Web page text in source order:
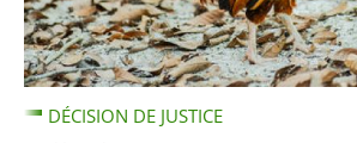
DÉCISION DE JUSTICE